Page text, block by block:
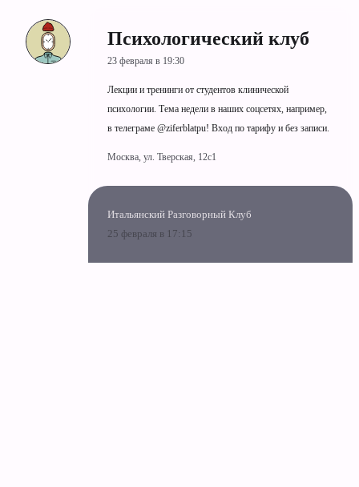
Психологический клуб
23 февраля в 19:30
Лекции и тренинги от студентов клинической
психологии. Тема недели в наших соцсетях, например,
в телеграме @ziferblatpu! Вход по тарифу и без записи.
Москва, ул. Тверская, 12с1
Итальянский Разговорный Клуб
25 февраля в 17:15